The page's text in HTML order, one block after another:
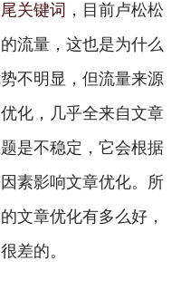
关键词
，目前卢松松
流量，这也是为什么
不明显，但流量来源
化，几乎全来自文章
是不稳定，它会根据
素影响文章优化。所
文章优化有多么好，
差的。